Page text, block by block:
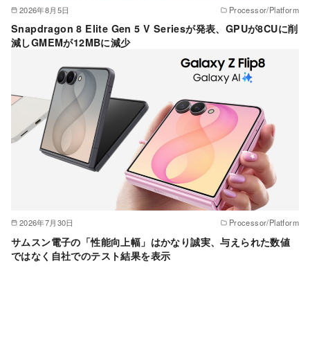
2026年8月5日 Processor/Platform
Snapdragon 8 Elite Gen 5 V Seriesが発表、GPUが8CUに削
減しGMEMが12MBに減少
2026年7月30日 Processor/Platform
サムスン電子の「性能向上幅」はかなり誠実、与えられた数値
ではなく自社でのテスト結果を表示